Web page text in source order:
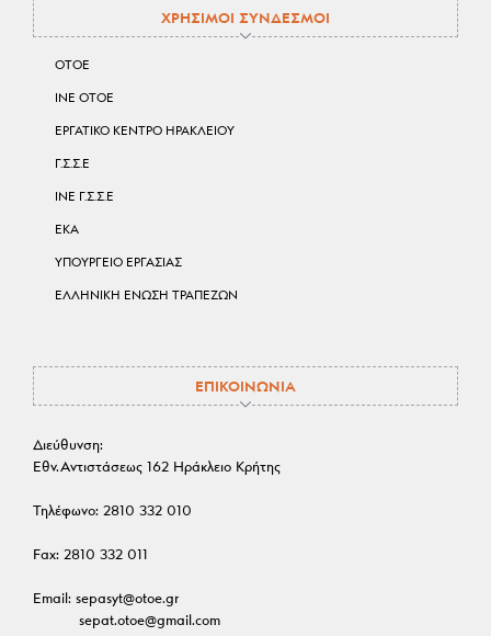
ΧΡΗΣΙΜΟΙ ΣΥΝΔΕΣΜΟΙ
ΟΤΟΕ
ΙΝΕ ΟΤΟΕ
ΕΡΓΑΤΙΚΟ ΚΕΝΤΡΟ ΗΡΑΚΛΕΙΟΥ
Γ.Σ.Σ.Ε
ΙΝΕ Γ.Σ.Σ.Ε
ΕΚΑ
ΥΠΟΥΡΓΕΙΟ ΕΡΓΑΣΙΑΣ
ΕΛΛΗΝΙΚΗ ΕΝΩΣΗ ΤΡΑΠΕΖΩΝ
ΕΠΙΚΟΙΝΩΝΙΑ
Διεύθυνση:
Εθν.Αντιστάσεως 162 Ηράκλειο Κρήτης
Τηλέφωνο: 2810 332 010
Fax: 2810 332 011
Email: sepasyt@otoe.gr
sepat.otoe@gmail.com